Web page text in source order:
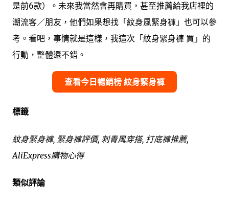
是前6款）。未來我當然會再購買，甚至推薦給我店裡的
潮流客／朋友，他們如果想找「紋身風緊身褲」也可以參
考。看吧，事情就是這樣，我這次「紋身緊身褲 買」的
行動，整體還不錯。
查看今日暢銷榜 紋身緊身褲
標籤
紋身緊身褲, 緊身褲評價, 刺青風穿搭, 打底褲推薦,
AliExpress購物心得
類似評論